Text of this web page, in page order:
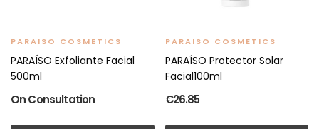
PARAISO COSMETICS
PARAÍSO Exfoliante Facial
500ml
On Consultation
PARAISO COSMETICS
PARAÍSO Protector Solar
Facial100ml
€26.85